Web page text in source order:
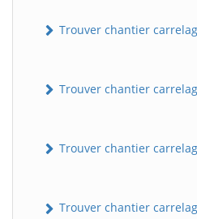
Trouver chantier
Trouver chantier
Trouver chantier
Trouver chantier